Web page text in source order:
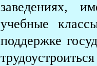
заведениях,
учебные
поддержке